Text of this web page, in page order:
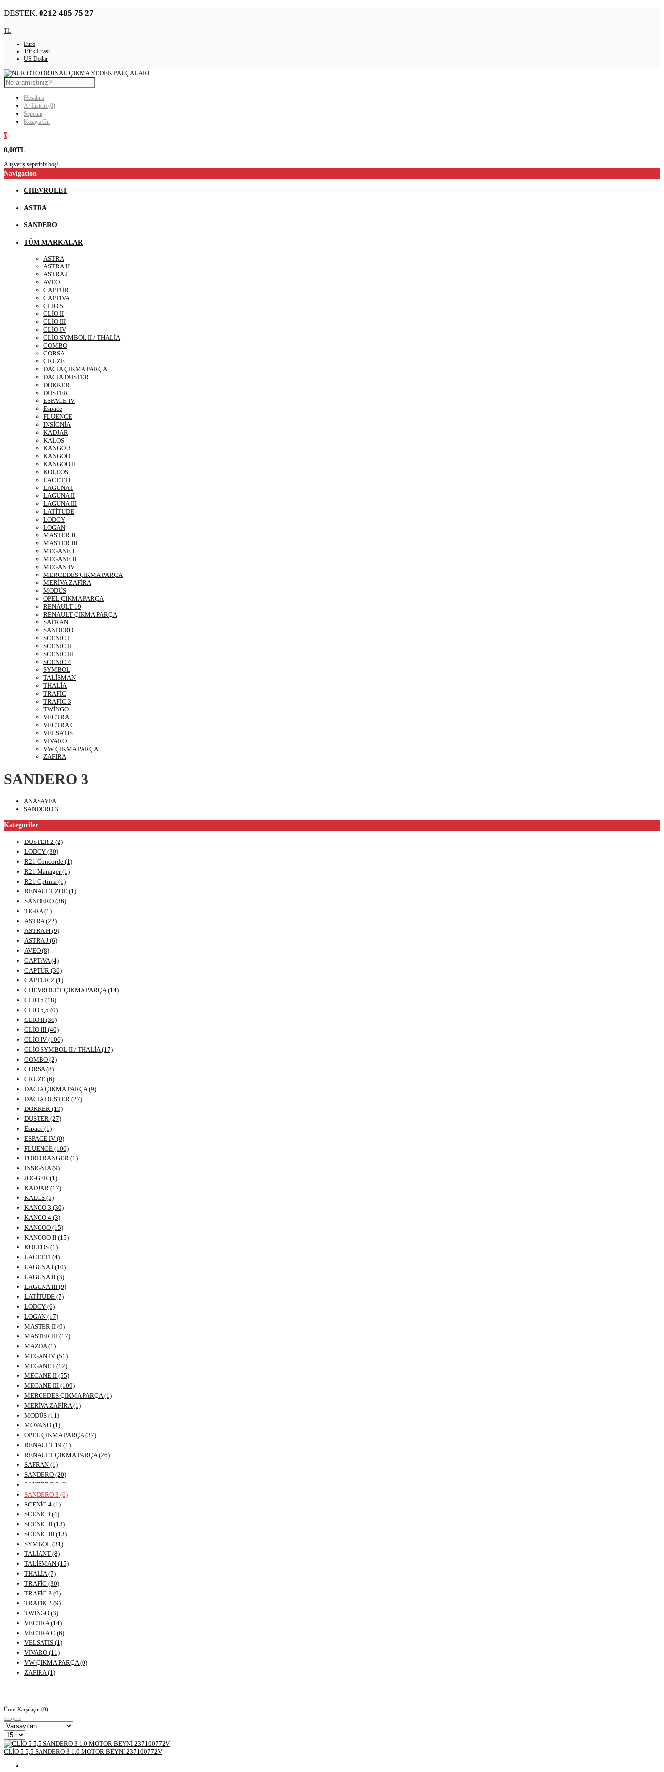
DESTEK. 0212 485 75 27
TL
Euro
Türk Lirası
US Dollar
Hesabım
A. Listem (0)
Sepetim
Kasaya Git
0
0,00TL
Alışveriş sepetiniz boş!
Navigation
CHEVROLET
ASTRA
SANDERO
TÜM MARKALAR
ASTRA
ASTRA H
ASTRA J
AVEO
CAPTUR
CAPTiVA
CLİO 5
CLİO II
CLİO III
CLİO IV
CLİO SYMBOL II / THALİA
COMBO
CORSA
CRUZE
DACIA ÇIKMA PARÇA
DACİA DUSTER
DOKKER
DUSTER
ESPACE IV
Espace
FLUENCE
INSİGNİA
KADJAR
KALOS
KANGO 3
KANGOO
KANGOO II
KOLEOS
LACETTİ
LAGUNA I
LAGUNA II
LAGUNA III
LATİTUDE
LODGY
LOGAN
MASTER II
MASTER III
MEGANE I
MEGANE II
MEGAN IV
MERCEDES ÇIKMA PARÇA
MERİVA ZAFİRA
MODÜS
OPEL ÇIKMA PARÇA
RENAULT 19
RENAULT ÇIKMA PARÇA
SAFRAN
SANDERO
SCENİC I
SCENİC II
SCENİC III
SCENİC 4
SYMBOL
TALİSMAN
THALİA
TRAFİC
TRAFİC 3
TWİNGO
VECTRA
VECTRA C
VELSATIS
VIVARO
VW ÇIKMA PARÇA
ZAFIRA
SANDERO 3
ANASAYFA
SANDERO 3
Kategoriler
DUSTER 2 (2)
LODGY (30)
R21 Concorde (1)
R21 Manager (1)
R21 Optima (1)
RENAULT ZOE (1)
SANDERO (36)
TİGRA (1)
ASTRA (22)
ASTRA H (9)
ASTRA J (6)
AVEO (8)
CAPTiVA (4)
CAPTUR (36)
CAPTUR 2 (1)
CHEVROLET ÇIKMA PARÇA (14)
CLİO 5 (18)
CLİO 5,5 (0)
CLİO II (36)
CLİO III (40)
CLİO IV (106)
CLİO SYMBOL II / THALİA (17)
COMBO (2)
CORSA (8)
CRUZE (6)
DACIA ÇIKMA PARÇA (9)
DACİA DUSTER (27)
DOKKER (19)
DUSTER (27)
Espace (1)
ESPACE IV (0)
FLUENCE (106)
FORD RANGER (1)
INSİGNİA (9)
JOGGER (1)
KADJAR (17)
KALOS (5)
KANGO 3 (30)
KANGO 4 (3)
KANGOO (15)
KANGOO II (15)
KOLEOS (1)
LACETTİ (4)
LAGUNA I (10)
LAGUNA II (3)
LAGUNA III (9)
LATİTUDE (7)
LODGY (6)
LOGAN (17)
MASTER II (9)
MASTER III (17)
MAZDA (1)
MEGAN IV (51)
MEGANE I (12)
MEGANE II (55)
MEGANE III (109)
MERCEDES ÇIKMA PARÇA (1)
MERİVA ZAFİRA (1)
MODÜS (11)
MOVANO (1)
OPEL ÇIKMA PARÇA (37)
RENAULT 19 (1)
RENAULT ÇIKMA PARÇA (26)
SAFRAN (1)
SANDERO (20)
SANDERO 2 (2)
SANDERO 3 (6)
SCENİC 4 (1)
SCENİC I (4)
SCENİC II (13)
SCENİC III (13)
SYMBOL (31)
TALİANT (8)
TALİSMAN (15)
THALİA (7)
TRAFİC (30)
TRAFİC 3 (9)
TRAFİK 2 (9)
TWİNGO (3)
VECTRA (14)
VECTRA C (6)
VELSATIS (1)
VIVARO (11)
VW ÇIKMA PARÇA (0)
ZAFIRA (1)
Ürün Karşılaştır (0)
CLİO 5 5,5 SANDERO 3 1.0 MOTOR BEYNİ 237100772V